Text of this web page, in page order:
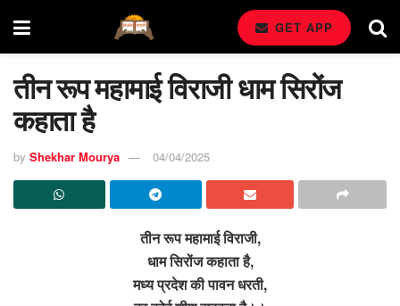
GET APP
तीन रूप महामाई विराजी धाम सिरोंज
कहाता है
by Shekhar Mourya 04/04/2025
तीन रूप महामाई विराजी,
धाम सिरोंज कहाता है,
मध्य प्रदेश की पावन धरती,